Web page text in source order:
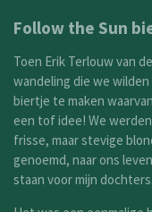
Follow the Sun
Toen Erik Terlouw van
wandeling die we wilden
biertje te maken
een tof idee! We
frisse, maar stevige
genoemd, naar ons
staan voor mijn dochters.